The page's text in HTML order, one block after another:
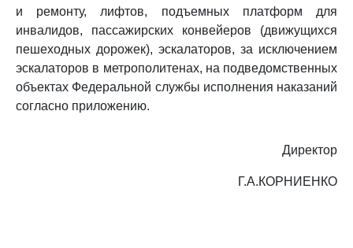
и ремонту, лифтов, подъемных платформ для
инвалидов, пассажирских конвейеров (движущихся
пешеходных дорожек), эскалаторов, за исключением
эскалаторов в метрополитенах, на подведомственных
объектах Федеральной службы исполнения наказаний
согласно приложению.
Директор
Г.А.КОРНИЕНКО